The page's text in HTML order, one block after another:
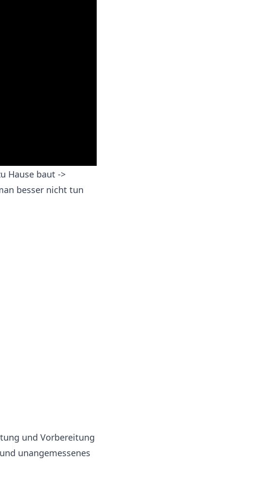
Hause baut ->
besser nicht tun
und Vorbereitung
unangemessenes